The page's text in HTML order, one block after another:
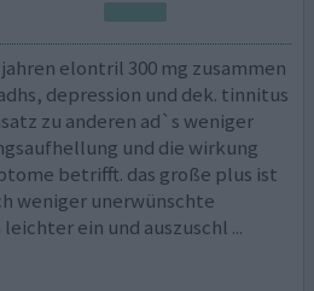
elontril 300 mg zusammen
depression und dek. tinnitus
zu anderen ad`s weniger
und die wirkung
betrifft. das große plus ist
weniger unerwünschte
ein und auszuschl ...